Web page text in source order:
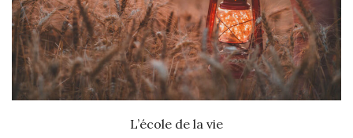
L’école de la vie